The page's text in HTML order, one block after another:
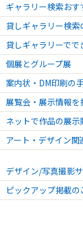
2024.11.12 - 2024.11.17
-A million pieces of
2024.11.12 - 2024.11.17
市川 香苗 銅版画展
2024.12.03 - 2024.12.08
書作家 磨衣子 個展
2024.11.05 - 2024.11.10
Wave Bubbles 〜波動
2024.10.22 - 2024.10.27
絵散歩 2024
李 泰久 第11回 水彩画
2024.10.22 - 2024.10.27
ギャラリー検索おす
貸しギャラリー検索
貸しギャラリーでで
個展とグループ展
案内状・DM印刷の
展覧会・展示情報を
ネットで作品の展示
アート・デザイン関
デザイン/写真撮影
ピックアップ掲載の